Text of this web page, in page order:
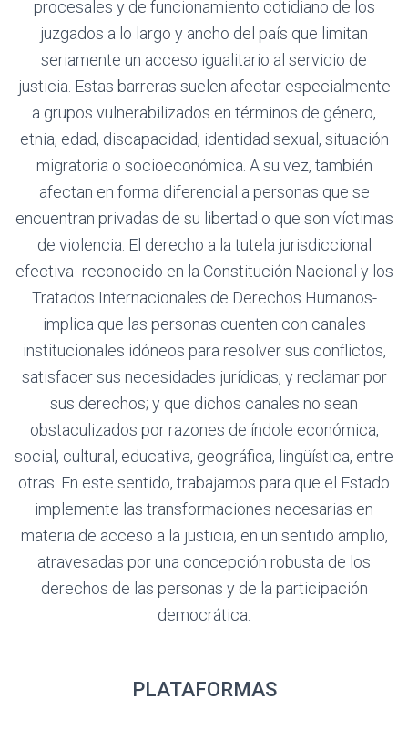
procesales y de funcionamiento cotidiano de los
juzgados a lo largo y ancho del país que limitan
seriamente un acceso igualitario al servicio de
justicia. Estas barreras suelen afectar especialmente
a grupos vulnerabilizados en términos de género,
etnia, edad, discapacidad, identidad sexual, situación
migratoria o socioeconómica. A su vez, también
afectan en forma diferencial a personas que se
encuentran privadas de su libertad o que son víctimas
de violencia. El derecho a la tutela jurisdiccional
efectiva -reconocido en la Constitución Nacional y los
Tratados Internacionales de Derechos Humanos-
implica que las personas cuenten con canales
institucionales idóneos para resolver sus conflictos,
satisfacer sus necesidades jurídicas, y reclamar por
sus derechos; y que dichos canales no sean
obstaculizados por razones de índole económica,
social, cultural, educativa, geográfica, lingüística, entre
otras. En este sentido, trabajamos para que el Estado
implemente las transformaciones necesarias en
materia de acceso a la justicia, en un sentido amplio,
atravesadas por una concepción robusta de los
derechos de las personas y de la participación
democrática.
PLATAFORMAS